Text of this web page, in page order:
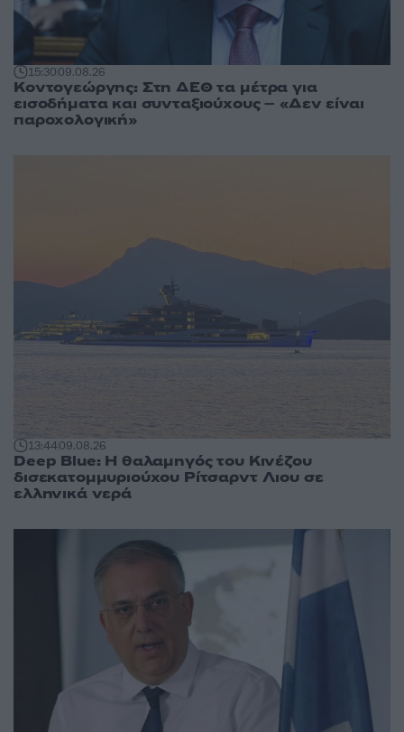
15:3009.08.26
Κοντογεώργης: Στη ΔΕΘ τα μέτρα για
εισοδήματα και συνταξιούχους – «Δεν είναι
παροχολογική»
13:4409.08.26
Deep Blue: Η θαλαμηγός του Κινέζου
δισεκατομμυριούχου Ρίτσαρντ Λιου σε
ελληνικά νερά